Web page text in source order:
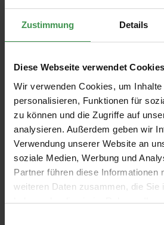
Zustimmung Details
Diese Webseite verwendet Cookies
Wir verwenden Cookies, um
personalisieren, Funktionen für
zu können und die Zugriffe auf
analysieren. Außerdem geben wir
Verwendung unserer Website an
soziale Medien, Werbung und
Partner führen diese Informationen
weiteren Daten zusammen, die Sie
haben oder die sie im Rahmen
Empfohlenes
Produktgalerie überspringen
Kleisterquast/ Kleisterbürste
2,47 €